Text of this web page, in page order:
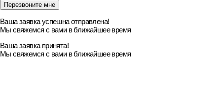
Ваша заявка успешна отправлена!
Мы свяжемся с вами в ближайшее время
Ваша заявка принята!
Мы свяжемся с вами в ближайшее время